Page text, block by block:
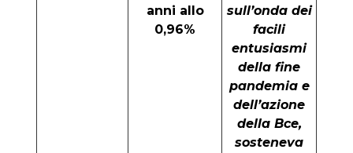
anni allo
0,96%
sull’onda dei
facili
entusiasmi
della fine
pandemia e
dell’azione
della Bce,
sosteneva